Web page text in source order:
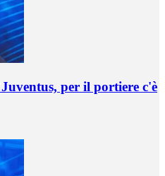
per il portiere c'è